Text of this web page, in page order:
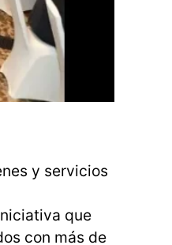
y servicios
que
con más de